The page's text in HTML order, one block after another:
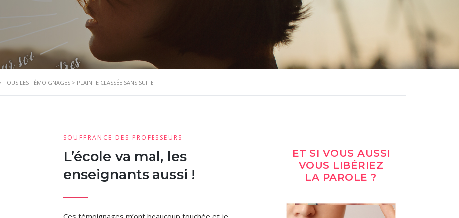
TOUS LES TÉMOIGNAGES > PLAINTE CLASSÉE SANS SUITE
SOUFFRANCE DES PROFESSEURS
L’école va mal, les
enseignants aussi !
Ces témoignages m’ont beaucoup touchée et je
ET SI VOUS AUSSI
VOUS LIBÉRIEZ
LA PAROLE ?